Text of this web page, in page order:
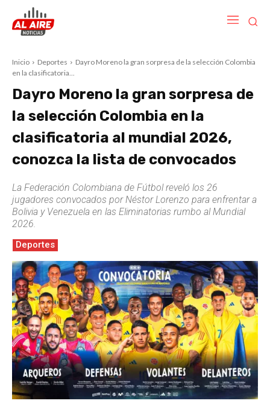
Inicio Deportes
Dayro Moreno la gran sorpresa de la selección Colombia
en la clasificatoria...
Dayro Moreno la gran sorpresa de
la selección Colombia en la
clasificatoria al mundial 2026,
conozca la lista de convocados
La Federación Colombiana de Fútbol reveló los 26
jugadores convocados por Néstor Lorenzo para enfrentar a
Bolivia y Venezuela en las Eliminatorias rumbo al Mundial
2026.
Deportes